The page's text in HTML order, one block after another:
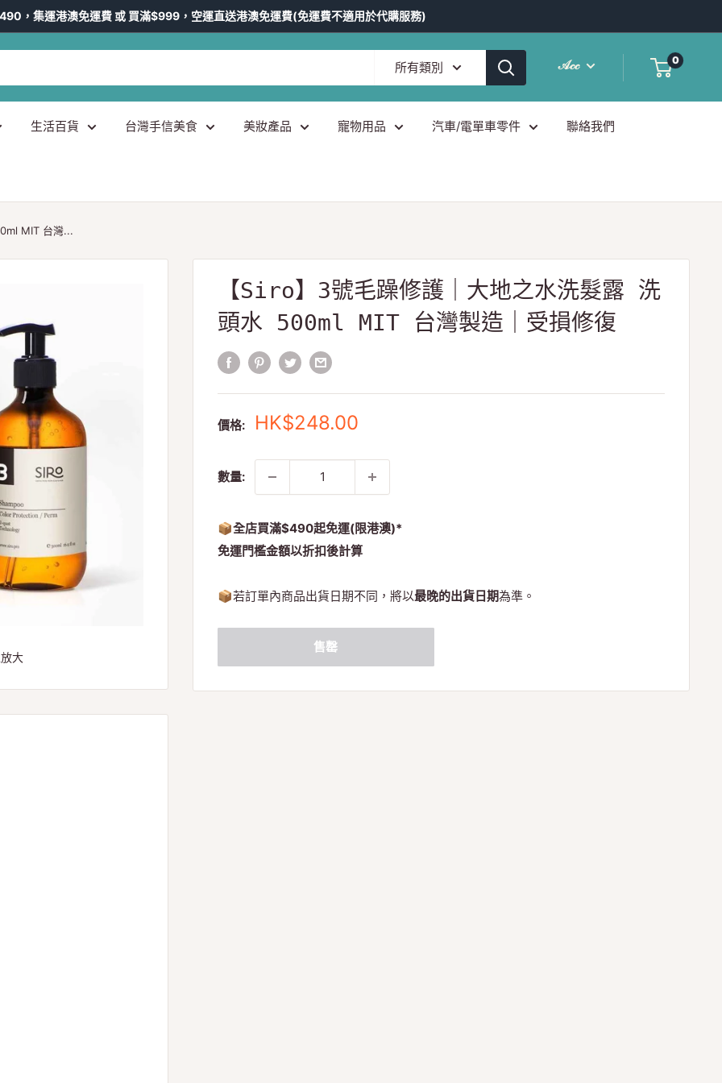
，集運港澳免運費 或 買滿$999，空運直送港澳免運費(免運費不適用於代購服務)
所有類別 𝒜𝒸𝒸 0
生活百貨 台灣手信美食 美妝產品 寵物用品 汽車/電單車零件 聯絡我們
MIT 台灣...
大
【Siro】3號毛躁修護｜大地之水洗髮露 洗
頭水 500ml MIT 台灣製造｜受損修復
價格:
銷
價
格
HK$248.00
數量:
📦全店買滿$490起免運(限港澳)*
免運門檻金額以折扣後計算
📦若訂單內商品出貨日期不同，將以最晚的出貨日期為準。
售罄